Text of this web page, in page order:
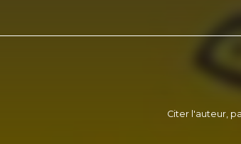
Citer l'auteur,